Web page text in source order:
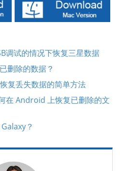
调试的情况下恢复三星数据
删除的数据？
复丢失数据的简单方法
在 Android 上恢复已删除的文
？